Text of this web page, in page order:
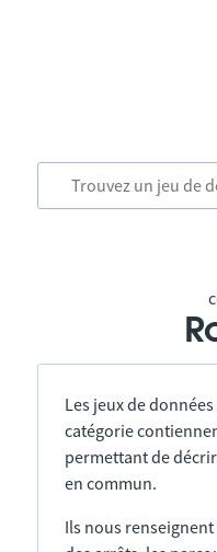
Les jeux de
catégorie
permettant de
en commun.
Ils nous